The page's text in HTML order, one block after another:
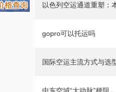
以色列空运通道重塑：
gopro可以托运吗
国际空运主流方式与选